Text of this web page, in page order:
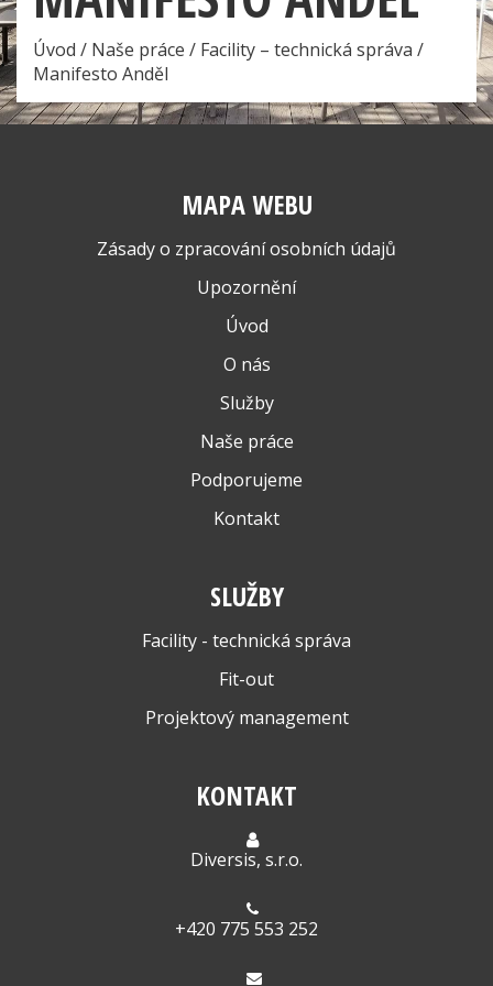
Úvod / Naše práce / Facility – technická správa /
Manifesto Anděl
MAPA WEBU
Zásady o zpracování osobních údajů
Upozornění
Úvod
O nás
Služby
Naše práce
Podporujeme
Kontakt
SLUŽBY
Facility - technická správa
Fit-out
Projektový management
KONTAKT
Diversis, s.r.o.
+420 775 553 252